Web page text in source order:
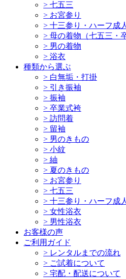
> 七五三
> お宮参り
> 十三参り・ハーフ成
> 母の着物（七五三・
> 男の着物
> 浴衣
種類から選ぶ
> 白無垢・打掛
> 引き振袖
> 振袖
> 卒業式袴
> 訪問着
> 留袖
> 男のきもの
> 小紋
> 紬
> 夏のきもの
> お宮参り
> 七五三
> 十三参り・ハーフ成
> 女性浴衣
> 男性浴衣
お客様の声
ご利用ガイド
> レンタルまでの流れ
> ご試着について
> 宅配・配送について